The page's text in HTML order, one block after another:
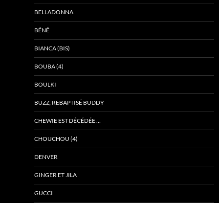
BELLADONNA
BÉNÉ
BIANCA (BIS)
BOUBA (4)
BOULKI
BUZZ, REBAPTISÉ BUDDY
CHEWIE EST DÉCÉDÉE …
CHOUCHOU (4)
DENVER
GINGER ET JILA
GUCCI